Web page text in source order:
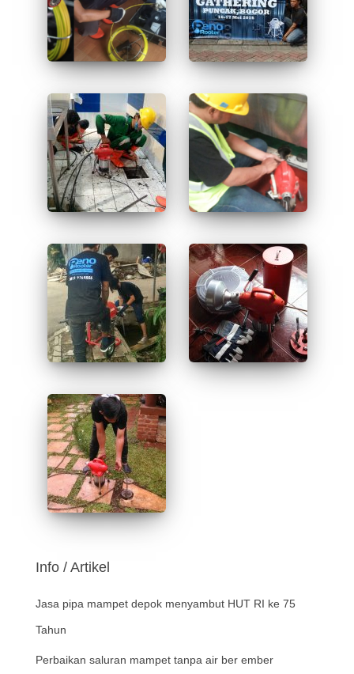
Info / Artikel
Jasa pipa mampet depok menyambut HUT RI ke 75
Tahun
Perbaikan saluran mampet tanpa air ber ember